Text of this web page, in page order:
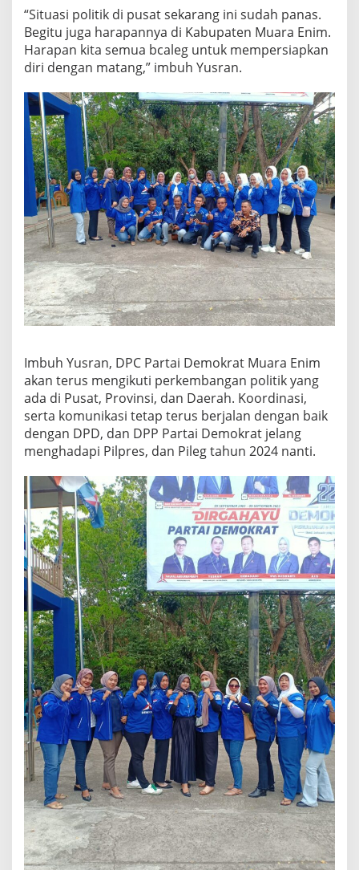
“Situasi politik di pusat sekarang ini sudah panas.
Begitu juga harapannya di Kabupaten Muara Enim.
Harapan kita semua bcaleg untuk mempersiapkan
diri dengan matang,” imbuh Yusran.
Imbuh Yusran, DPC Partai Demokrat Muara Enim
akan terus mengikuti perkembangan politik yang
ada di Pusat, Provinsi, dan Daerah. Koordinasi,
serta komunikasi tetap terus berjalan dengan baik
dengan DPD, dan DPP Partai Demokrat jelang
menghadapi Pilpres, dan Pileg tahun 2024 nanti.